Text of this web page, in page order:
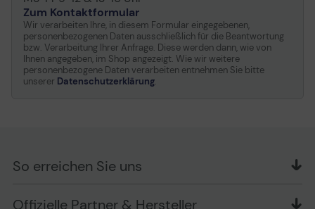
Zum Kontaktformular
Wir verarbeiten Ihre, in diesem Formular eingegebenen,
personenbezogenen Daten ausschließlich für die Beantwortung
bzw. Verarbeitung Ihrer Anfrage. Diese werden dann, wie von
Ihnen angegeben, im Shop angezeigt. Wie wir weitere
personenbezogene Daten verarbeiten entnehmen Sie bitte
unserer Datenschutzerklärung.
Offizielle Partner & Hersteller
So erreichen Sie uns
Schlesierring 35